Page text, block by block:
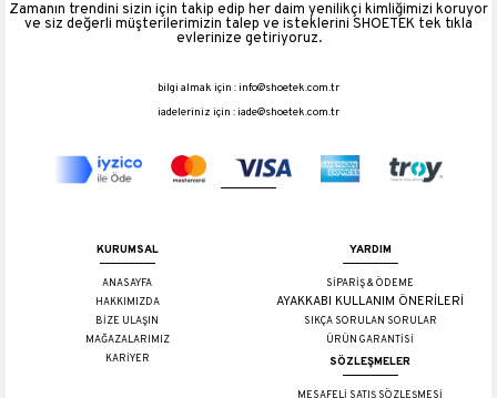
Platform Boyu 0.5 cm
Zamanın trendini sizin için takip edip her daim yenilikçi kimliğimizi koruyor
ve siz değerli müşterilerimizin talep ve isteklerini SHOETEK tek tıkla
evlerinize getiriyoruz.
bilgi almak için :info@shoetek.com.tr
iadeleriniz için :iade@shoetek.com.tr
KURUMSAL
ANASAYFA
HAKKIMIZDA
BİZE ULAŞIN
MAĞAZALARIMIZ
KARİYER
YARDIM
SİPARİŞ & ÖDEME
AYAKKABI KULLANIM ÖNERİLERİ
SIKÇA SORULAN SORULAR
ÜRÜN GARANTİSİ
SÖZLEŞMELER
MESAFELİ SATIŞ SÖZLEŞMESİ